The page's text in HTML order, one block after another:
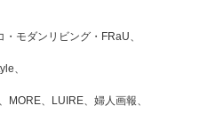
モダンリビング・FRaU、
、
MORE、LUIRE、婦人画報、